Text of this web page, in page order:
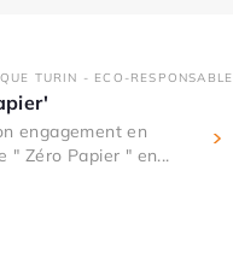
TURIN - ECO-RESPONSABLE
engagement en
" Zéro Papier " en...